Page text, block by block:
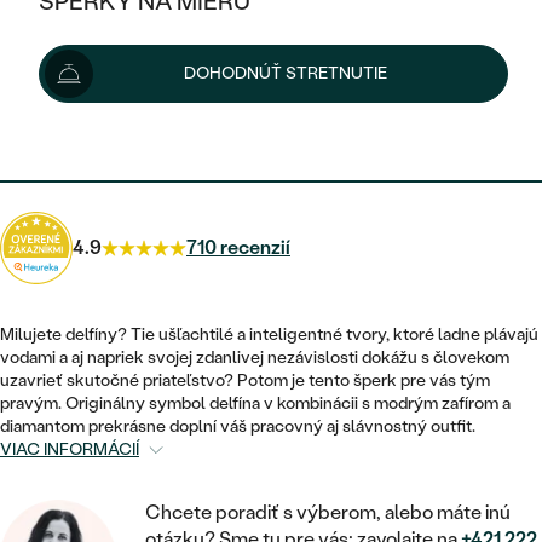
KOMBINOVANÉ ZLATO
PODĽA ŠTÝLU
ETERNITY
VINTAGE
NETRADIČNÉ
POSTRANNÉ DRAHOKAMY
HALO
VINTAGE
SET ZÁSNUBNÉHO PRSTEŇA A
NETRADIČNÉ
ZOSTAVTE SI PRSTEŇ
VÝPREDAJ
ŠPERKY ČO POMÁHAJÚ
PODĽA TYPU
NÁUŠNICE
PRSTENE
PRÍVESKY
NÁRAMKY
SETY
PÁNSKE ŠPERKY
PLATINOVÉ
NAPICHOVACIE
KRUHOVÉ
MINIMALISTICKÉ
VISIACE
SOLITÉR
V TVARE SRDCA
ZLATÉ
STRIEBORNÉ
PODĽA ŠTÝLU
SOLITÉR
NARODENIE DIEŤAŤA
PERSONALIZOVANÉ
SO ZNAMENÍM ZVEROKRUHU
MINIMALISTICKÉ
VÝPREDAJ
ZLATÉ
STRIEBORNÉ
PODĽA ŠTÝLU
ETERNITY
DOHODNÚŤ STRETNUTIE
1 870 €
Možnosti doručenia
4.9 710 recenzií
Milujete delfíny? Tie ušľachtilé a inteligentné tvory, ktoré ladne plávajú
vodami a aj napriek svojej zdanlivej nezávislosti dokážu s človekom
uzavrieť skutočné priateľstvo? Potom je tento šperk pre vás tým
pravým. Originálny symbol delfína v kombinácii s modrým zafírom a
diamantom prekrásne doplní váš pracovný aj slávnostný outfit.
VIAC INFORMÁCIÍ
Chcete poradiť s výberom, alebo máte inú